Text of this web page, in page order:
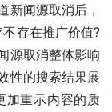
新闻源取消后，
存在推广价值?
源取消整体影响
性的搜索结果展
加重示内容的质